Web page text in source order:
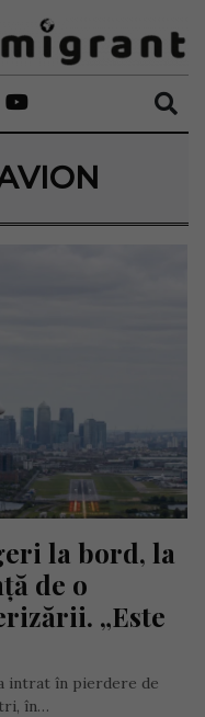
la bord, la
de o
„Este
intrat în pierdere de
în…